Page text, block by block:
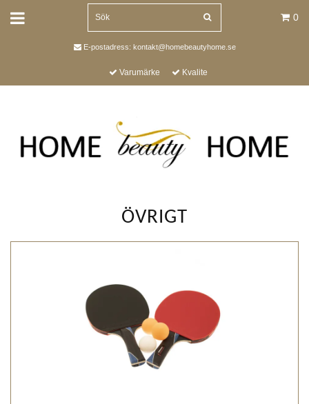
0
E-postadress: kontakt@homebeautyhome.se
Varumärke Kvalite
ÖVRIGT